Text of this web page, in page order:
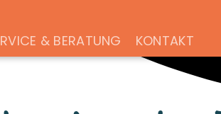
& BERATUNG KONTAKT